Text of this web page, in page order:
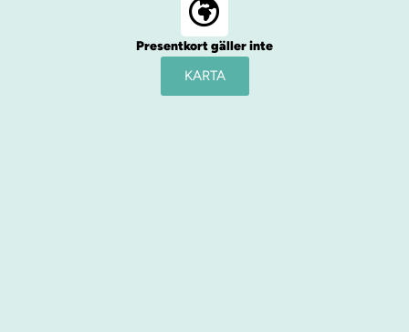
Presentkort gäller inte
KARTA